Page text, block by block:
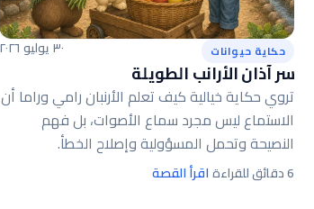
حكاية حيوانات ٣٠ يوليو ٢٠٢٦
سر آذان الأرانب الطويلة
تروي حكاية خيالية كيف تعلم الأرنبان رامي وراما أن
الاستماع ليس مجرد سماع الأصوات، بل فهم
النصيحة وتحمل المسؤولية وإصلاح الخطأ.
6 دقائق للقراءة اقرأ القصة